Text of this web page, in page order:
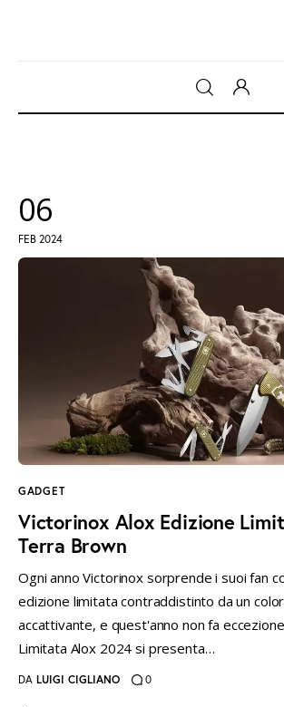
Intrattenimento
instagramm
threadstwitter-
x
rss
06
FEB 2024
GADGET
Victorinox Alox Edizione
Terra Brown
Ogni anno Victorinox sorprende i suoi fan
edizione limitata contraddistinto da un
accattivante, e quest'anno non fa
Limitata Alox 2024 si presenta…
DA LUIGI CIGLIANO 0